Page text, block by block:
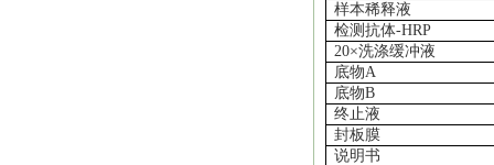
样本稀释液
检测抗体-HRP
20×洗涤缓冲液
底物A
底物B
终止液
封板膜
说明书